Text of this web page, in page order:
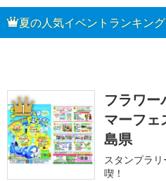
夏の人気イベントランキング
1
フラワー
マーフェ
島県
スタンプラ
喫！